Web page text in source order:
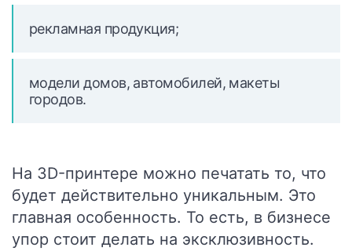
рекламная продукция;
модели домов, автомобилей, макеты
городов.
На 3D-принтере можно печатать то, что
будет действительно уникальным. Это
главная особенность. То есть, в бизнесе
упор стоит делать на эксклюзивность.